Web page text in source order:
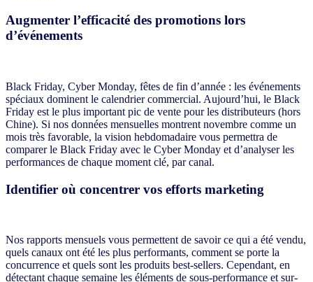
Augmenter l’efficacité des promotions lors
d’événements
Black Friday, Cyber Monday, fêtes de fin d’année : les événements
spéciaux dominent le calendrier commercial. Aujourd’hui, le Black
Friday est le plus important pic de vente pour les distributeurs (hors
Chine). Si nos données mensuelles montrent novembre comme un
mois très favorable, la vision hebdomadaire vous permettra de
comparer le Black Friday avec le Cyber Monday et d’analyser les
performances de chaque moment clé, par canal.
Identifier où concentrer vos efforts marketing
Nos rapports mensuels vous permettent de savoir ce qui a été vendu,
quels canaux ont été les plus performants, comment se porte la
concurrence et quels sont les produits best-sellers. Cependant, en
détectant chaque semaine les éléments de sous-performance et sur-